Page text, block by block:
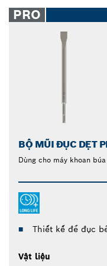
PRO
BỘ MŨI ĐỤC DẸT
Dùng cho máy khoan
Thiết kế để đục
Vật liệu